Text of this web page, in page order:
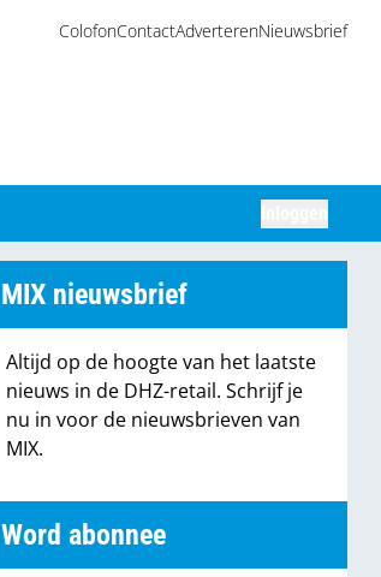
ColofonContactAdverterenNieuwsbrief
MIX nieuwsbrief
Altijd op de hoogte van het laatste
nieuws in de DHZ-retail. Schrijf je
nu in voor de nieuwsbrieven van
MIX.
Word abonnee